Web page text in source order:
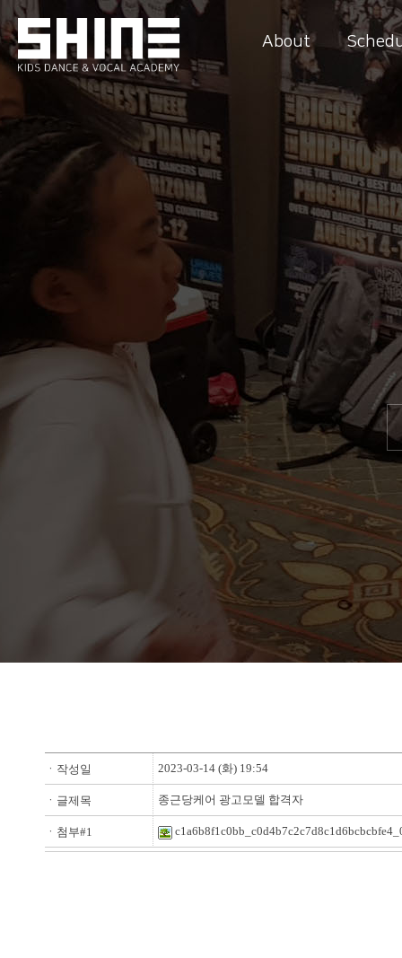
About
ㆍ작성일 2023-03-14 (화) 19:54
ㆍ글제목 종근당케어 광고모델 합격자
ㆍ첨부#1